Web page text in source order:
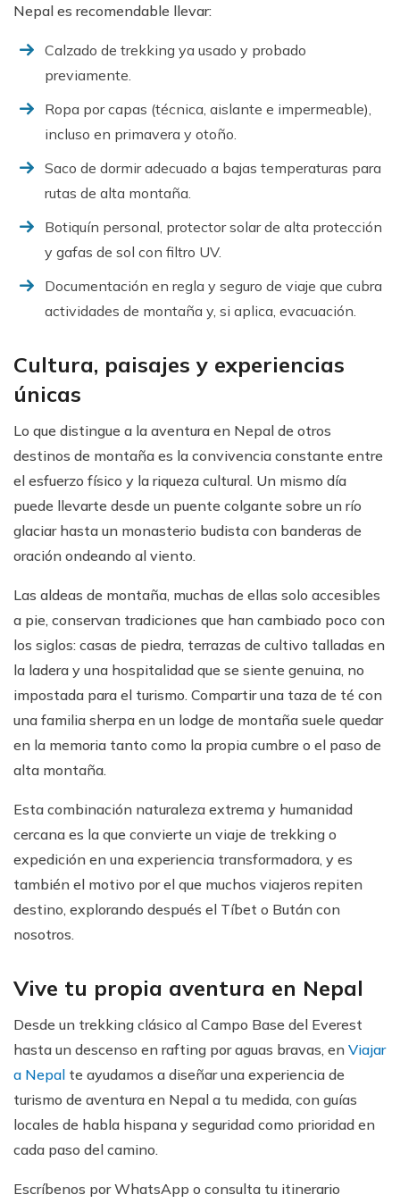
Nepal es recomendable llevar:
Calzado de trekking ya usado y probado
previamente.
Ropa por capas (técnica, aislante e impermeable),
incluso en primavera y otoño.
Saco de dormir adecuado a bajas temperaturas para
rutas de alta montaña.
Botiquín personal, protector solar de alta protección
y gafas de sol con filtro UV.
Documentación en regla y seguro de viaje que cubra
actividades de montaña y, si aplica, evacuación.
Cultura, paisajes y experiencias
únicas
Lo que distingue a la aventura en Nepal de otros
destinos de montaña es la convivencia constante entre
el esfuerzo físico y la riqueza cultural. Un mismo día
puede llevarte desde un puente colgante sobre un río
glaciar hasta un monasterio budista con banderas de
oración ondeando al viento.
Las aldeas de montaña, muchas de ellas solo accesibles
a pie, conservan tradiciones que han cambiado poco con
los siglos: casas de piedra, terrazas de cultivo talladas en
la ladera y una hospitalidad que se siente genuina, no
impostada para el turismo. Compartir una taza de té con
una familia sherpa en un lodge de montaña suele quedar
en la memoria tanto como la propia cumbre o el paso de
alta montaña.
Esta combinación naturaleza extrema y humanidad
cercana es la que convierte un viaje de trekking o
expedición en una experiencia transformadora, y es
también el motivo por el que muchos viajeros repiten
destino, explorando después el Tíbet o Bután con
nosotros.
Vive tu propia aventura en Nepal
Desde un trekking clásico al Campo Base del Everest
hasta un descenso en rafting por aguas bravas, en Viajar
a Nepal te ayudamos a diseñar una experiencia de
turismo de aventura en Nepal a tu medida, con guías
locales de habla hispana y seguridad como prioridad en
cada paso del camino.
Escríbenos por WhatsApp o consulta tu itinerario